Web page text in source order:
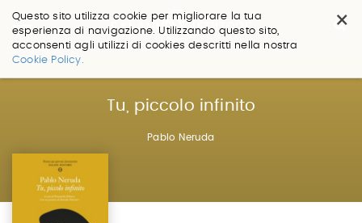
×
Questo sito utilizza cookie per migliorare la tua
esperienza di navigazione. Utilizzando questo sito,
acconsenti agli utilizzi di cookies descritti nella nostra
Cookie Policy.
Salta
Tu, piccolo infinito
Pablo Neruda